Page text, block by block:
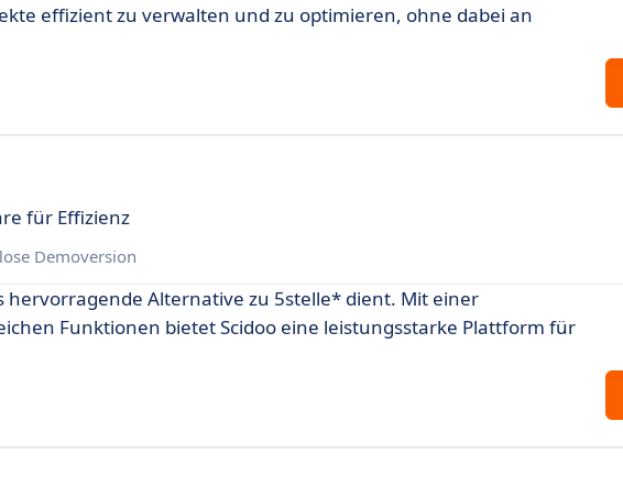
effizient zu verwalten und zu optimieren, ohne dabei an
für Effizienz
Demoversion
hervorragende Alternative zu 5stelle* dient. Mit einer
Funktionen bietet Scidoo eine leistungsstarke Plattform für